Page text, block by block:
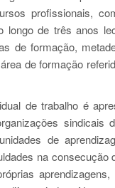
profissionais,
longo de três anos
de formação,
de formação
de trabalho é
sindicais
de
na